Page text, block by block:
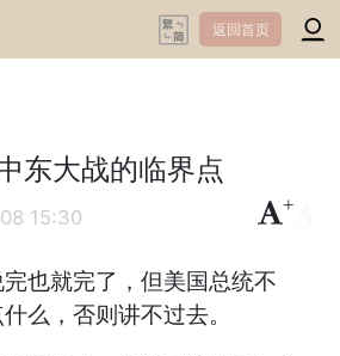
返回首页
东大战的临界点
15:30
+
也就完了，但美国总统不
么，否则讲不过去。